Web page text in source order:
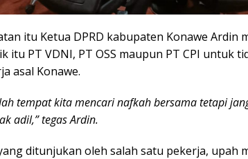
itu Ketua DPRD kabupaten Konawe Ardin
itu PT VDNI, PT OSS maupun PT CPI untuk
asal Konawe.
tempat kita mencari nafkah bersama tetapi
adil,” tegas Ardin.
ditunjukan oleh salah satu pekerja, upah